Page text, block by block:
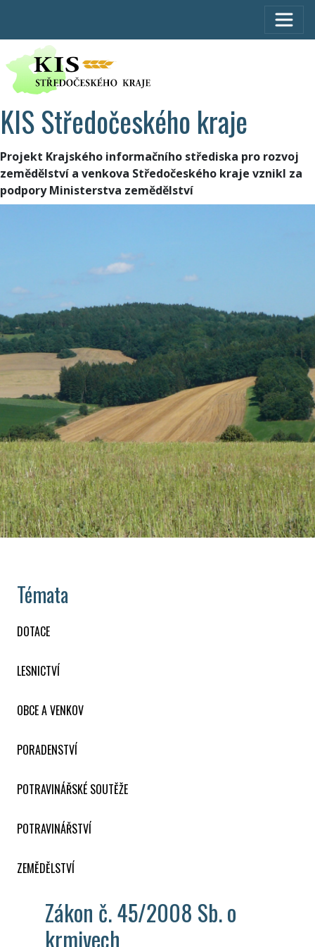
KIS Středočeského kraje
Projekt Krajského informačního střediska pro rozvoj
zemědělství a venkova Středočeského kraje vznikl za
podpory Ministerstva zemědělství
Témata
DOTACE
LESNICTVÍ
OBCE A VENKOV
PORADENSTVÍ
POTRAVINÁŘSKÉ SOUTĚŽE
POTRAVINÁŘSTVÍ
ZEMĚDĚLSTVÍ
Zákon č. 45/2008 Sb. o
krmivech